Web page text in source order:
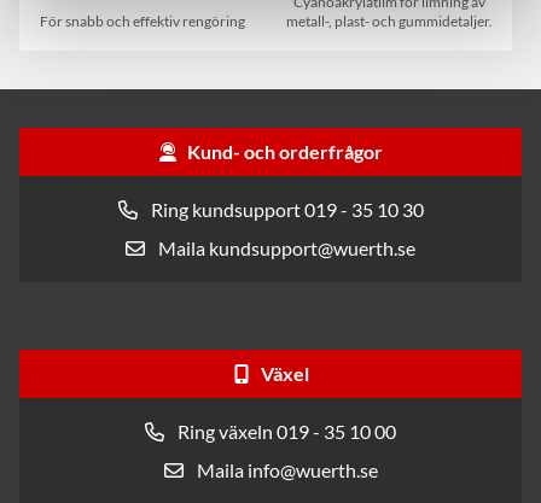
För snabb och effektiv rengöring
metall-, plast- och gummidetaljer.
Kund- och orderfrågor
Ring kundsupport 019 - 35 10 30
Maila kundsupport@wuerth.se
Växel
Ring växeln 019 - 35 10 00
Maila info@wuerth.se